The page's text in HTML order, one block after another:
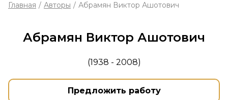
Главная / Авторы / Абрамян Виктор Ашотович
Абрамян Виктор Ашотович
(1938 - 2008)
Предложить работу